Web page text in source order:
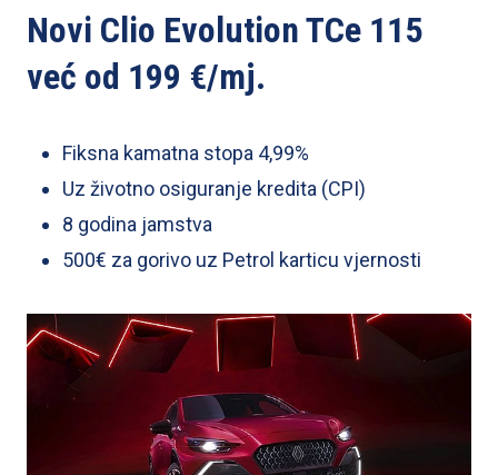
Novi Clio Evolution TCe 115
već od 199 €/mj.
Fiksna kamatna stopa 4,99%
Uz životno osiguranje kredita (CPI)
8 godina jamstva
500€ za gorivo uz Petrol karticu vjernosti